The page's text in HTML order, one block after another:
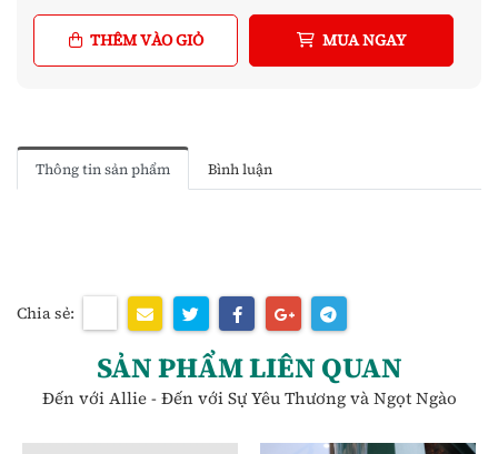
THÊM VÀO GIỎ MUA NGAY
Thông tin sản phẩm Bình luận
Chia sẻ:
SẢN PHẨM LIÊN QUAN
Đến với Allie - Đến với Sự Yêu Thương và Ngọt Ngào